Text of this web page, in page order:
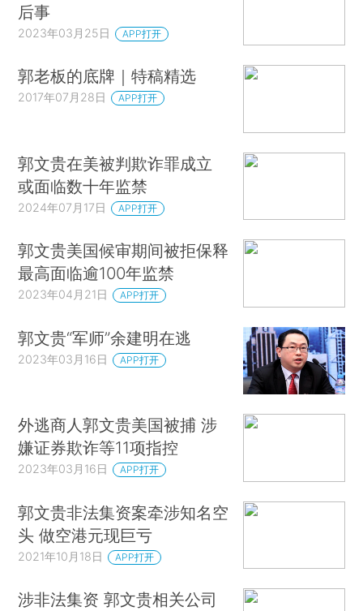
后事
2023年03月25日 APP打开
郭老板的底牌｜特稿精选
2017年07月28日 APP打开
郭文贵在美被判欺诈罪成立
或面临数十年监禁
2024年07月17日 APP打开
郭文贵美国候审期间被拒保释
最高面临逾100年监禁
2023年04月21日 APP打开
郭文贵“军师”余建明在逃
2023年03月16日 APP打开
外逃商人郭文贵美国被捕 涉
嫌证券欺诈等11项指控
2023年03月16日 APP打开
郭文贵非法集资案牵涉知名空
头 做空港元现巨亏
2021年10月18日 APP打开
涉非法集资 郭文贵相关公司